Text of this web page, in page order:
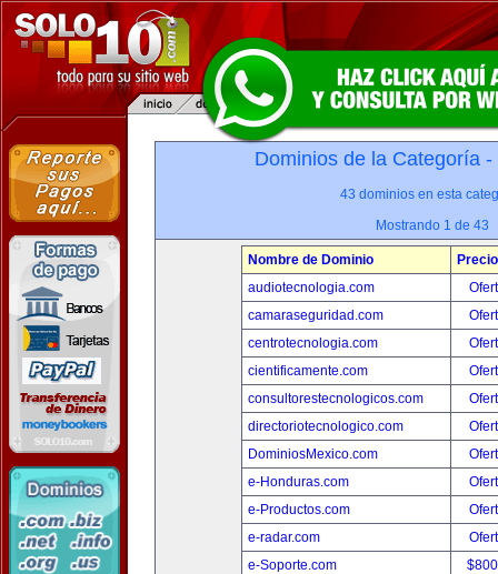
Dominios de la Categoría -
43 dominios en esta
Mostrando 1 de 43
Nombre de Dominio
Precio
audiotecnologia.com
camaraseguridad.com
centrotecnologia.com
cientificamente.com
consultorestecnologicos.com
directoriotecnologico.com
DominiosMexico.com
e-Honduras.com
e-Productos.com
e-radar.com
e-Soporte.com